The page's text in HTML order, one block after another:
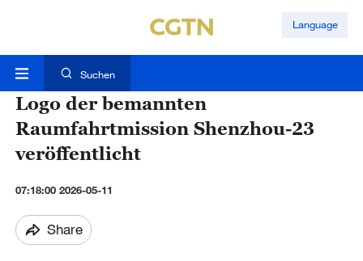
Language
Suchen
Logo der bemannten
Raumfahrtmission Shenzhou-23
veröffentlicht
07:18:00 2026-05-11
Share